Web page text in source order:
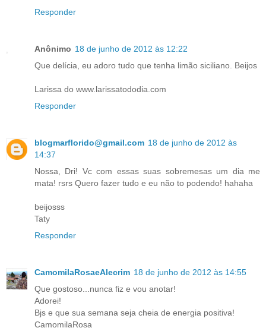
Responder
Anônimo 18 de junho de 2012 às 12:22
Que delícia, eu adoro tudo que tenha limão siciliano. Beijos
Larissa do www.larissatododia.com
Responder
blogmarflorido@gmail.com 18 de junho de 2012 às
14:37
Nossa, Dri! Vc com essas suas sobremesas um dia me
mata! rsrs Quero fazer tudo e eu não to podendo! hahaha
beijosss
Taty
Responder
CamomilaRosaeAlecrim 18 de junho de 2012 às 14:55
Que gostoso...nunca fiz e vou anotar!
Adorei!
Bjs e que sua semana seja cheia de energia positiva!
CamomilaRosa